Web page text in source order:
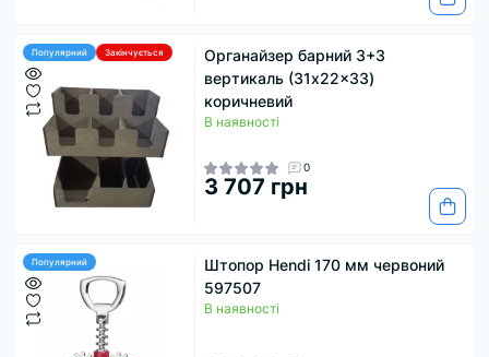
Популярний Закінчується
Органайзер барний 3+3
вертикаль (31x22x33)
коричневий
В наявності
0
3 707 грн
Популярний
Штопор Hendi 170 мм червоний
597507
В наявності